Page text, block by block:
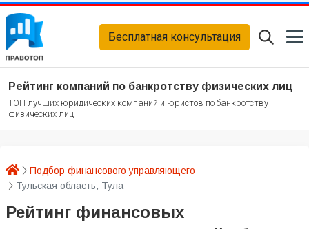
Бесплатная консультация
Рейтинг компаний по банкротству физических лиц
ТОП лучших юридических компаний и юристов по банкротству
физических лиц
Подбор финансового управляющего
Тульская область, Тула
Рейтинг финансовых